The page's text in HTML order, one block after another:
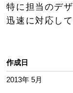
特に担当のデ
迅速に対応し
作成日
2013年 5月